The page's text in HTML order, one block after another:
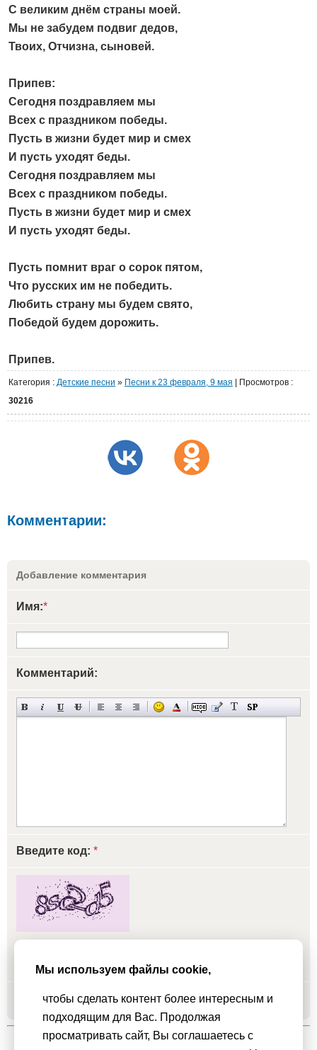
С великим днём страны моей.
Мы не забудем подвиг дедов,
Твоих, Отчизна, сыновей.
Припев:
Сегодня поздравляем мы
Всех с праздником победы.
Пусть в жизни будет мир и смех
И пусть уходят беды.
Сегодня поздравляем мы
Всех с праздником победы.
Пусть в жизни будет мир и смех
И пусть уходят беды.
Пусть помнит враг о сорок пятом,
Что русских им не победить.
Любить страну мы будем свято,
Победой будем дорожить.
Припев.
Категория : Детские песни » Песни к 23 февраля, 9 мая Просмотров :
30216
Комментарии:
Добавление комментария
Имя:*
Комментарий:
Введите код: *
Добавить
Мы используем файлы cookie,
чтобы сделать контент более интересным и
подходящим для Вас. Продолжая
просматривать сайт, Вы соглашаетесь с